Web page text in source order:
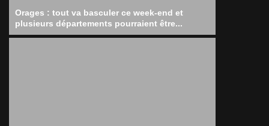
Orages : tout va basculer ce week-end et
plusieurs départements pourraient être...